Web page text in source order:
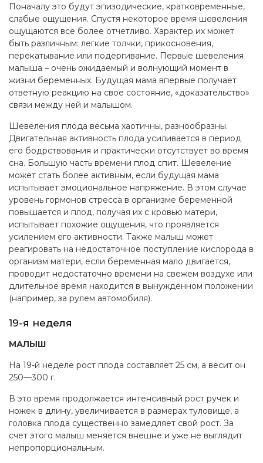
Поначалу это будут эпизодические, кратковременные,
слабые ощущения. Спустя некоторое время шевеления
ощущаются все более отчетливо. Характер их может
быть различным: легкие толчки, прикосновения,
перекатывание или подергивание. Первые шевеления
малыша – очень ожидаемый и волнующий момент в
жизни беременных. Будущая мама впервые получает
ответную реакцию на свое состояние, «доказательство»
связи между ней и малышом.
Шевеления плода весьма хаотичны, разнообразны.
Двигательная активность плода усиливается в период
его бодрствования и практически отсутствует во время
сна. Большую часть времени плод спит. Шевеление
может стать более активным, если будущая мама
испытывает эмоциональное напряжение. В этом случае
уровень гормонов стресса в организме беременной
повышается и плод, получая их с кровью матери,
испытывает похожие ощущения, что проявляется
усилением его активности. Также малыш может
реагировать на недостаточное поступление кислорода в
организм матери, если беременная мало двигается,
проводит недостаточно времени на свежем воздухе или
длительное время находится в вынужденном положении
(например, за рулем автомобиля).
19-я неделя
МАЛЫШ
На 19-й неделе рост плода составляет 25 см, а весит он
250—300 г.
В это время продолжается интенсивный рост ручек и
ножек в длину, увеличивается в размерах туловище, а
головка плода существенно замедляет свой рост. За
счет этого малыш меняется внешне и уже не выглядит
непропорциональным.